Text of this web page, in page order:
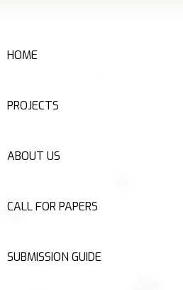
HOME
PROJECTS
ABOUT US
CALL FOR PAPERS
SUBMISSION GUIDE